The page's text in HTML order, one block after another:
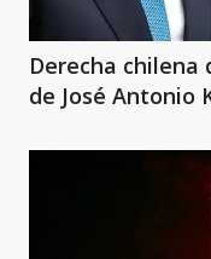
Derecha
de José Antonio